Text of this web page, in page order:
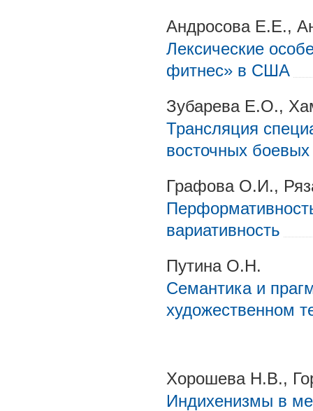
Андросова Е.Е.,
Лексические
фитнес» в США
Зубарева Е.О.,
Трансляция
восточных боевых
Графова О.И.,
вариативность
Путина О.Н.
Семантика и
художественном
Хорошева Н.В.,
Индихенизмы в